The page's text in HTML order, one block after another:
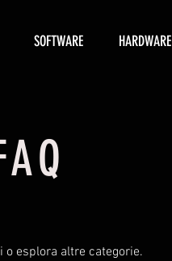
SOFTWARE HARDWARE
esplora altre categorie.